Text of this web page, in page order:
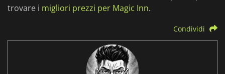
trovare i migliori prezzi per Magic Inn.
Condividi